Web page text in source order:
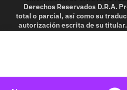
Derechos Reservados D.R.A.
total o parcial, así como su
autorización escrita de su
in part, or translation